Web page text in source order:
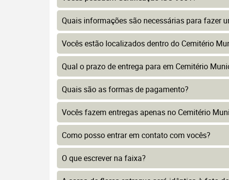
Quais informações são necessárias para fazer
Vocês estão localizados dentro do Cemitério
Qual o prazo de entrega para em Cemitério
Quais são as formas de pagamento?
Vocês fazem entregas apenas no Cemitério
Como posso entrar em contato com vocês?
O que escrever na faixa?